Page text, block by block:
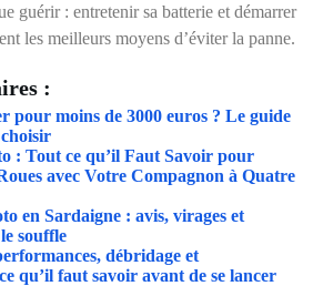
guérir : entretenir sa batterie et démarrer
les meilleurs moyens d’éviter la panne.
:
pour moins de 3000 euros ? Le guide
: Tout ce qu’il Faut Savoir pour
avec Votre Compagnon à Quatre
en Sardaigne : avis, virages et
souffle
débridage et
qu’il faut savoir avant de se lancer